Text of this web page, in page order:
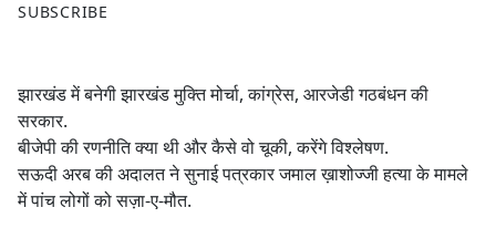
a
b
o
o
k
SUBSCRIBE
झारखंड में बनेगी झारखंड मुक्ति मोर्चा, कांग्रेस, आरजेडी गठबंधन की
सरकार.
बीजेपी की रणनीति क्या थी और कैसे वो चूकी, करेंगे विश्लेषण.
सऊदी अरब की अदालत ने सुनाई पत्रकार जमाल ख़ाशोज्जी हत्या के मामले
में पांच लोगों को सज़ा-ए-मौत.